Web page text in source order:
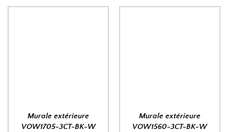
Murale extérieure
VOW1705-3CT-BK-W
Murale extérieure
VOW1560-3CT-BK-W